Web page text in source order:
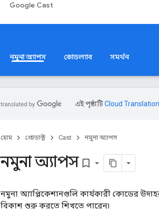
Google Cast
নমুনা অ্যাপস কোডল্যাব সমর্থন
এই পৃষ্ঠাটিCloud Translation
হোম প্রোডাক্ট Cast নমুনা অ্যাপস
নমুনা অ্যাপস bookmark_border
নমুনা অ্যাপ্লিকেশানগুলি কার্যকারী কোডের
বিকাশ শুরু করতে শিখতে পারেন৷